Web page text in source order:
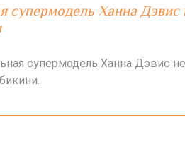
супермодель Ханна Дэвис
супермодель Ханна Дэвис